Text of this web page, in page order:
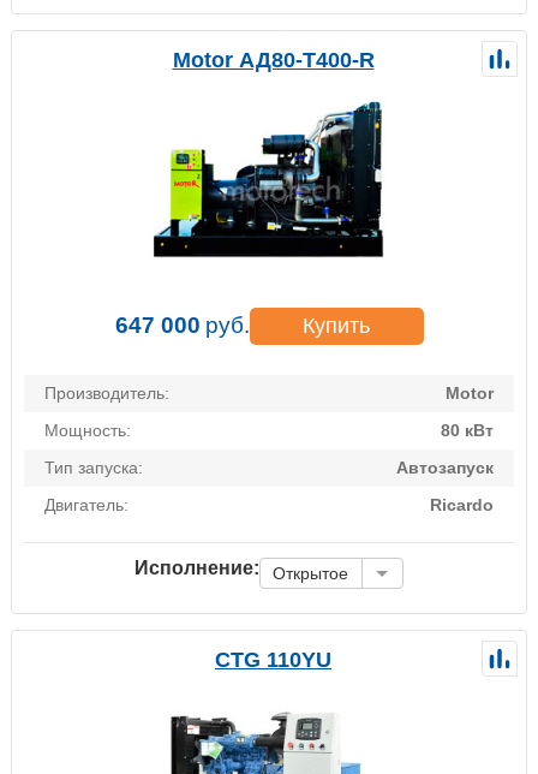
Motor АД80-Т400-R
647 000 руб. Купить
Производитель:
Motor
Мощность:
80 кВт
Тип запуска:
Автозапуск
Двигатель:
Ricardo
Исполнение: Открытое
CTG 110YU